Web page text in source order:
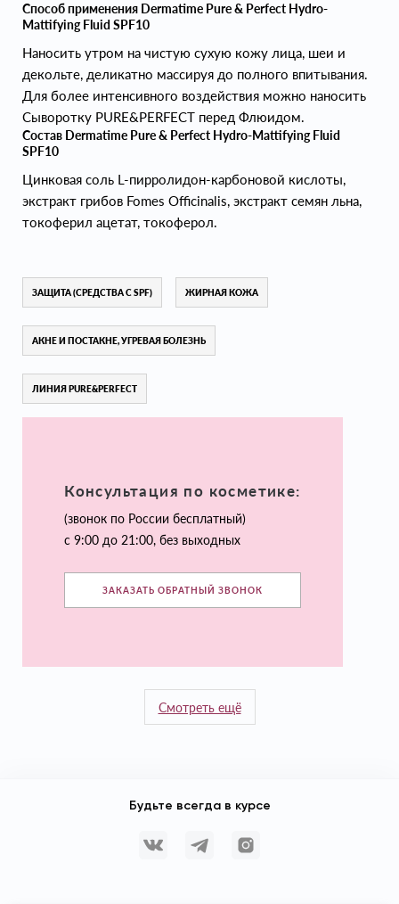
Способ применения Dermatime Pure & Perfect Hydro-
Mattifying Fluid SPF10
Наносить утром на чистую сухую кожу лица, шеи и
декольте, деликатно массируя до полного впитывания.
Для более интенсивного воздействия можно наносить
Сыворотку PURE&PERFECT перед Флюидом.
Состав Dermatime Pure & Perfect Hydro-Mattifying Fluid
SPF10
Цинковая соль L-пирролидон-карбоновой кислоты,
экстракт грибов Fomes Officinalis, экстракт семян льна,
токоферил ацетат, токоферол.
ЗАЩИТА (СРЕДСТВА С SPF) ЖИРНАЯ КОЖА
АКНЕ И ПОСТАКНЕ, УГРЕВАЯ БОЛЕЗНЬ
ЛИНИЯ PURE&PERFECT
Консультация по косметике:
(звонок по России бесплатный)
с 9:00 до 21:00, без выходных
ЗАКАЗАТЬ ОБРАТНЫЙ ЗВОНОК
Смотреть ещё
Будьте всегда в курсе